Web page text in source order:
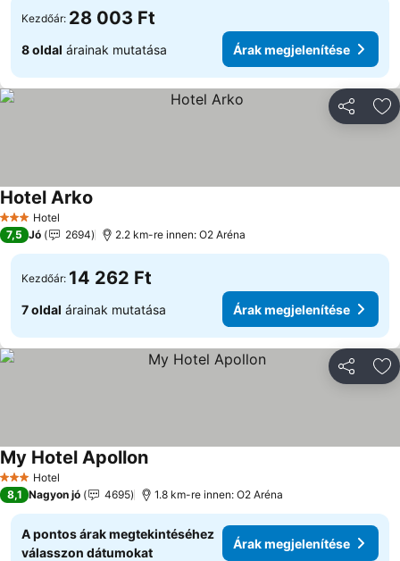
Kezdőár: 28 003 Ft
8 oldal árainak mutatása Árak megjelenítése
3 Kategória
Hotel
Hotel Arko
7,5 Jó 2694 2.2 km-re innen: O2 Aréna
Kezdőár: 14 262 Ft
7 oldal árainak mutatása Árak megjelenítése
3 Kategória
Hotel
My Hotel Apollon
8,1 Nagyon jó 4695 1.8 km-re innen: O2 Aréna
A pontos árak megtekintéséhez
válasszon dátumokat
Árak megjelenítése